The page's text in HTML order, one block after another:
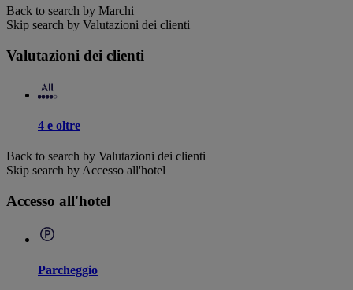
Back to search by Marchi
Skip search by Valutazioni dei clienti
Valutazioni dei clienti
4 e oltre
Back to search by Valutazioni dei clienti
Skip search by Accesso all'hotel
Accesso all'hotel
Parcheggio